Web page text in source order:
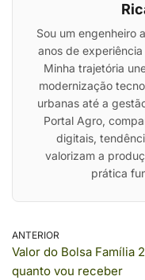
Sou um engenheiro
anos de
Minha trajetória
modernização
urbanas até a
Portal Agro,
digitais,
valorizam a
prática
ANTERIOR
Valor do Bolsa Família
quanto vou receber